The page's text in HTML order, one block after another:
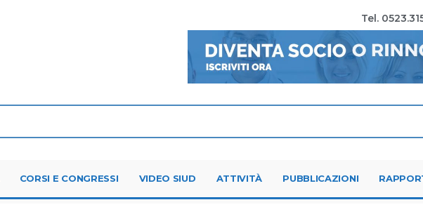
Tel.
CORSI E CONGRESSI VIDEO SIUD ATTIVITÀ PUBBLICAZIONI